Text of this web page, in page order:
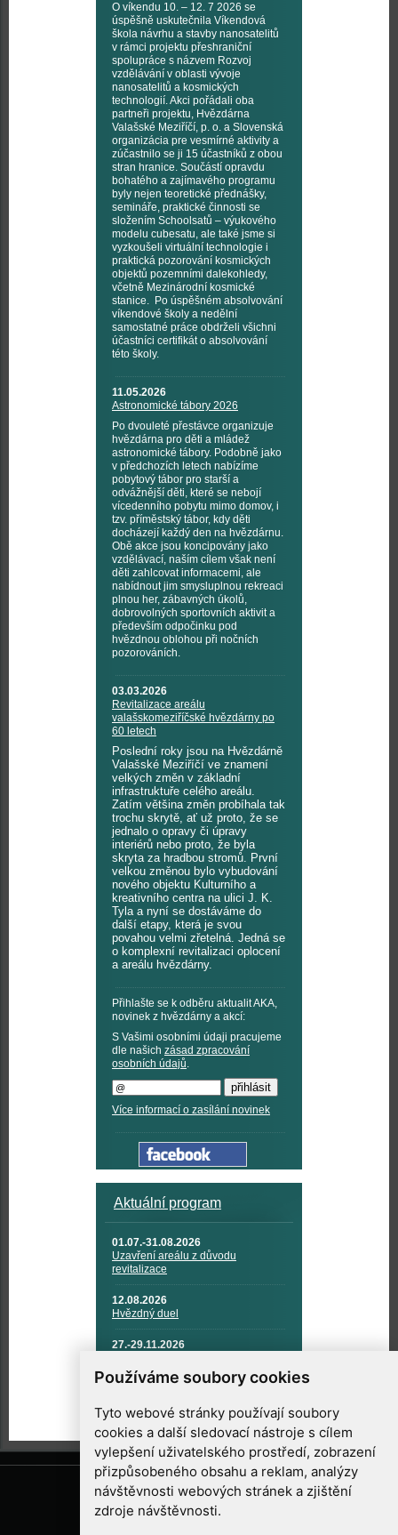
Používáme soubory cookies
Tyto webové stránky používají soubory
cookies a další sledovací nástroje s cílem
vylepšení uživatelského prostředí, zobrazení
přizpůsobeného obsahu a reklam, analýzy
návštěvnosti webových stránek a zjištění
zdroje návštěvnosti.
O víkendu 10. – 12. 7 2026 se
úspěšně uskutečnila Víkendová
škola návrhu a stavby nanosatelitů
v rámci projektu přeshraniční
spolupráce s názvem Rozvoj
vzdělávání v oblasti vývoje
nanosatelitů a kosmických
technologií. Akci pořádali oba
partneři projektu, Hvězdárna
Valašské Meziříčí, p. o. a Slovenská
organizácia pre vesmírné aktivity a
zúčastnilo se ji 15 účastníků z obou
stran hranice. Součástí opravdu
bohatého a zajímavého programu
byly nejen teoretické přednášky,
semináře, praktické činnosti se
složením Schoolsatů – výukového
modelu cubesatu, ale také jsme si
vyzkoušeli virtuální technologie i
praktická pozorování kosmických
objektů pozemními dalekohledy,
včetně Mezinárodní kosmické
stanice. Po úspěšném absolvování
víkendové školy a nedělní
samostatné práce obdrželi všichni
účastníci certifikát o absolvování
této školy.
11.05.2026
Astronomické tábory 2026
Po dvouleté přestávce organizuje
hvězdárna pro děti a mládež
astronomické tábory. Podobně jako
v předchozích letech nabízíme
pobytový tábor pro starší a
odvážnější děti, které se nebojí
vícedenního pobytu mimo domov, i
tzv. příměstský tábor, kdy děti
docházejí každý den na hvězdárnu.
Obě akce jsou koncipovány jako
vzdělávací, naším cílem však není
děti zahlcovat informacemi, ale
nabídnout jim smysluplnou rekreaci
plnou her, zábavných úkolů,
dobrovolných sportovních aktivit a
především odpočinku pod
hvězdnou oblohou při nočních
pozorováních.
03.03.2026
Revitalizace areálu
valašskomeziříčské hvězdárny po
60 letech
Poslední roky jsou na Hvězdárně
Valašské Meziříčí ve znamení
velkých změn v základní
infrastruktuře celého areálu.
Zatím většina změn probíhala tak
trochu skrytě, ať už proto, že se
jednalo o opravy či úpravy
interiérů nebo proto, že byla
skryta za hradbou stromů. První
velkou změnou bylo vybudování
nového objektu Kulturního a
kreativního centra na ulici J. K.
Tyla a nyní se dostáváme do
další etapy, která je svou
povahou velmi zřetelná. Jedná se
o komplexní revitalizaci oplocení
a areálu hvězdárny.
Přihlašte se k odběru aktualit AKA,
novinek z hvězdárny a akcí:
S Vašimi osobními údaji pracujeme
dle našich zásad zpracování
osobních údajů.
Více informací o zasílání novinek
Aktuální program
01.07.-31.08.2026
Uzavření areálu z důvodu
revitalizace
12.08.2026
Hvězdný duel
27.-29.11.2026
TECHNIKA A KOSMICKÉ
TECHNOLOGIE